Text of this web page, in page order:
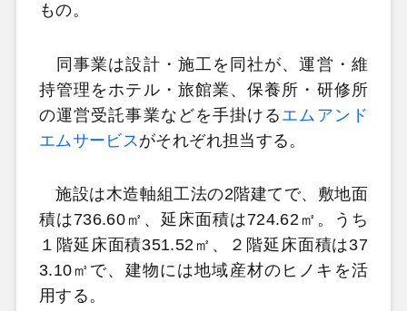
もの。
同事業は設計・施工を同社が、運営・維
持管理をホテル・旅館業、保養所・研修所
の運営受託事業などを手掛ける エムアンド
エムサービス がそれぞれ担当する。
施設は木造軸組工法の2階建てで、敷地面
積は736.60㎡、延床面積は724.62㎡。うち
１階延床面積351.52㎡、２階延床面積は37
3.10㎡で、建物には地域産材のヒノキを活
用する。